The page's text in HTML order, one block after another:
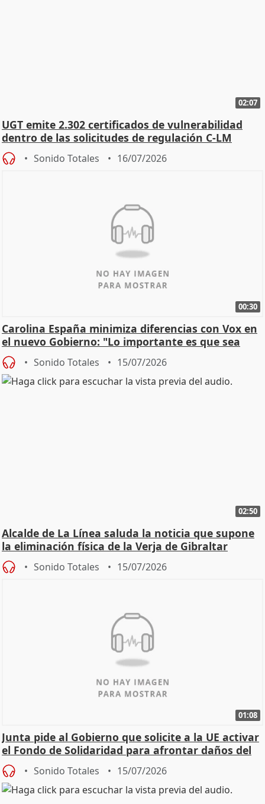
02:07
UGT emite 2.302 certificados de vulnerabilidad
dentro de las solicitudes de regulación C-LM
Sonido Totales 16/07/2026
00:30
Carolina España minimiza diferencias con Vox en
el nuevo Gobierno: "Lo importante es que sea
una leg
Sonido Totales 15/07/2026
02:50
Alcalde de La Línea saluda la noticia que supone
la eliminación física de la Verja de Gibraltar
Sonido Totales 15/07/2026
01:08
Junta pide al Gobierno que solicite a la UE activar
el Fondo de Solidaridad para afrontar daños del
Sonido Totales 15/07/2026